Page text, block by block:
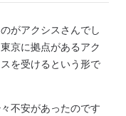
がアクシスさんでし
京に拠点があるアク
を受けるという形で
不安があったのです